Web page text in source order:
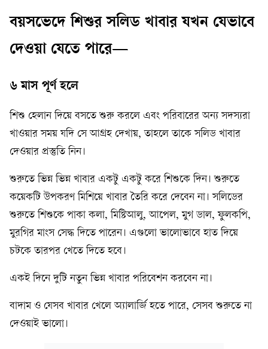
বয়সভেদে শিশুর সলিড খাবার যখন যেভাবে
দেওয়া যেতে পারে—
৬ মাস পূর্ণ হলে
শিশু হেলান দিয়ে বসতে শুরু করলে এবং পরিবারের অন্য সদস্যরা
খাওয়ার সময় যদি সে আগ্রহ দেখায়, তাহলে তাকে সলিড খাবার
দেওয়ার প্রস্তুতি নিন।
শুরুতে ভিন্ন ভিন্ন খাবার একটু একটু করে শিশুকে দিন। শুরুতে
কয়েকটি উপকরণ মিশিয়ে খাবার তৈরি করে দেবেন না। সলিডের
শুরুতে শিশুকে পাকা কলা, মিষ্টিআলু, আপেল, মুগ ডাল, ফুলকপি,
মুরগির মাংস সেদ্ধ দিতে পারেন। এগুলো ভালোভাবে হাত দিয়ে
চটকে তারপর খেতে দিতে হবে।
একই দিনে দুটি নতুন ভিন্ন খাবার পরিবেশন করবেন না।
বাদাম ও যেসব খাবার খেলে অ্যালার্জি হতে পারে, সেসব শুরুতে না
দেওয়াই ভালো।